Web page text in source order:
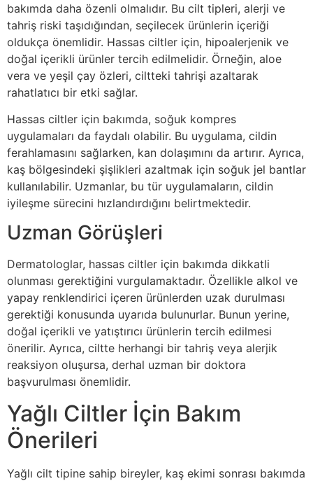
bakımda daha özenli olmalıdır. Bu cilt tipleri, alerji ve
tahriş riski taşıdığından, seçilecek ürünlerin içeriği
oldukça önemlidir. Hassas ciltler için, hipoalerjenik ve
doğal içerikli ürünler tercih edilmelidir. Örneğin, aloe
vera ve yeşil çay özleri, ciltteki tahrişi azaltarak
rahatlatıcı bir etki sağlar.
Hassas ciltler için bakımda, soğuk kompres
uygulamaları da faydalı olabilir. Bu uygulama, cildin
ferahlamasını sağlarken, kan dolaşımını da artırır. Ayrıca,
kaş bölgesindeki şişlikleri azaltmak için soğuk jel bantlar
kullanılabilir. Uzmanlar, bu tür uygulamaların, cildin
iyileşme sürecini hızlandırdığını belirtmektedir.
Uzman Görüşleri
Dermatologlar, hassas ciltler için bakımda dikkatli
olunması gerektiğini vurgulamaktadır. Özellikle alkol ve
yapay renklendirici içeren ürünlerden uzak durulması
gerektiği konusunda uyarıda bulunurlar. Bunun yerine,
doğal içerikli ve yatıştırıcı ürünlerin tercih edilmesi
önerilir. Ayrıca, ciltte herhangi bir tahriş veya alerjik
reaksiyon oluşursa, derhal uzman bir doktora
başvurulması önemlidir.
Yağlı Ciltler İçin Bakım
Önerileri
Yağlı cilt tipine sahip bireyler, kaş ekimi sonrası bakımda